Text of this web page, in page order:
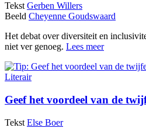
Tekst Gerben Willers
Beeld Cheyenne Goudswaard
Het debat over diversiteit en
niet ver genoeg. Lees meer
Literair
Geef het voordeel van de
Tekst Else Boer